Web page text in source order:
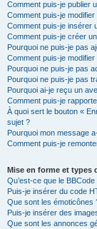
Comment puis-je publier
Comment puis-je
Comment puis-je insérer
Comment puis-je créer
Pourquoi ne puis-je pas
Comment puis-je
Pourquoi ne puis-je pas
Pourquoi ne puis-je pas
Pourquoi ai-je reçu un
Comment puis-je
À quoi sert le bouton «
sujet ?
Pourquoi mon message
Comment puis-je
Mise en forme et types
Qu’est-ce que le BBCode
Puis-je insérer du code
Que sont les émoticônes
Puis-je insérer des
Que sont les annonces